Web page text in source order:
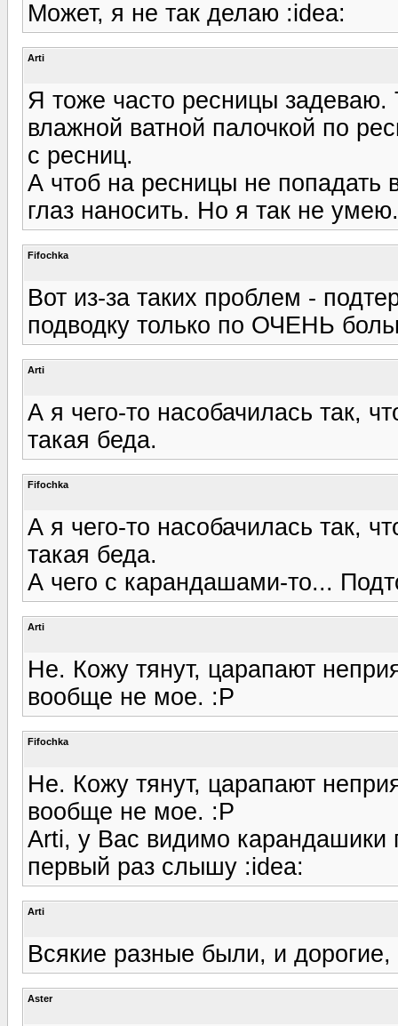
Может, я не так делаю :idea:
Arti
Я тоже часто ресницы задеваю.
влажной ватной палочкой по
с ресниц.
А чтоб на ресницы не попадать
глаз наносить. Но я так не умею.
Fifochka
Вот из-за таких проблем -
подводку только по ОЧЕНЬ
Arti
А я чего-то насобачилась так,
такая беда.
Fifochka
А я чего-то насобачилась так,
такая беда.
А чего с карандашами-то...
Arti
Не. Кожу тянут, царапают
вообще не мое. :P
Fifochka
Не. Кожу тянут, царапают
вообще не мое. :P
Arti, у Вас видимо
первый раз слышу :idea:
Arti
Всякие разные были, и
Aster